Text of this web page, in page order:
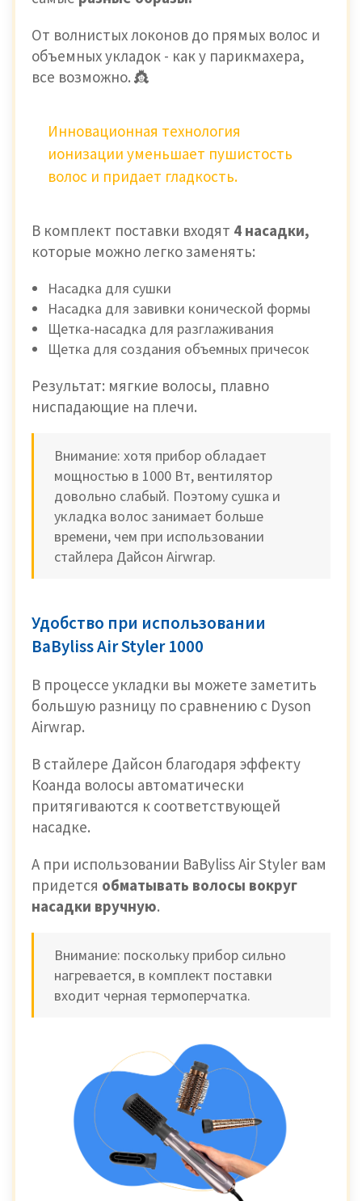
От волнистых локонов до прямых волос и
объемных укладок - как у парикмахера,
все возможно. 👸
Инновационная технология
ионизации уменьшает пушистость
волос и придает гладкость.
В комплект поставки входят 4 насадки,
которые можно легко заменять:
Насадка для сушки
Насадка для завивки конической формы
Щетка-насадка для разглаживания
Щетка для создания объемных причесок
Результат: мягкие волосы, плавно
ниспадающие на плечи.
Внимание: хотя прибор обладает
мощностью в 1000 Вт, вентилятор
довольно слабый. Поэтому сушка и
укладка волос занимает больше
времени, чем при использовании
стайлера Дайсон Airwrap.
Удобство при использовании
BaByliss Air Styler 1000
В процессе укладки вы можете заметить
большую разницу по сравнению с Dyson
Airwrap.
В стайлере Дайсон благодаря эффекту
Коанда волосы автоматически
притягиваются к соответствующей
насадке.
А при использовании BaByliss Air Styler вам
придется обматывать волосы вокруг
насадки вручную.
Внимание: поскольку прибор сильно
нагревается, в комплект поставки
входит черная термоперчатка.